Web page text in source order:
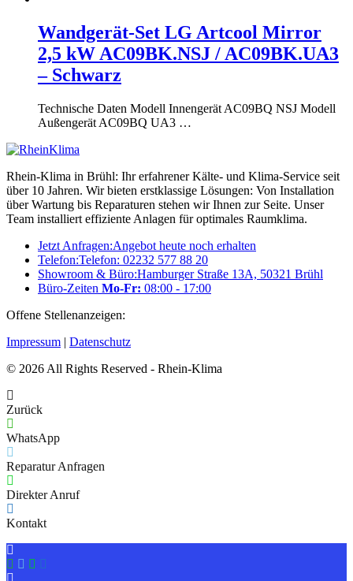
Wandgerät-Set LG Artcool Mirror
2,5 kW AC09BK.NSJ / AC09BK.UA3
– Schwarz
Technische Daten Modell Innengerät AC09BQ NSJ Modell
Außengerät AC09BQ UA3 …
Rhein-Klima in Brühl: Ihr erfahrener Kälte- und Klima-Service seit
über 10 Jahren. Wir bieten erstklassige Lösungen: Von Installation
über Wartung bis Reparaturen stehen wir Ihnen zur Seite. Unser
Team installiert effiziente Anlagen für optimales Raumklima.
Jetzt Anfragen:Angebot heute noch erhalten
Telefon:Telefon: 02232 577 88 20
Showroom & Büro:Hamburger Straße 13A, 50321 Brühl
Büro-Zeiten Mo-Fr: 08:00 - 17:00
Offene Stellenanzeigen:
Impressum | Datenschutz
© 2026 All Rights Reserved - Rhein-Klima
Zurück
WhatsApp
Reparatur Anfragen
Direkter Anruf
Kontakt